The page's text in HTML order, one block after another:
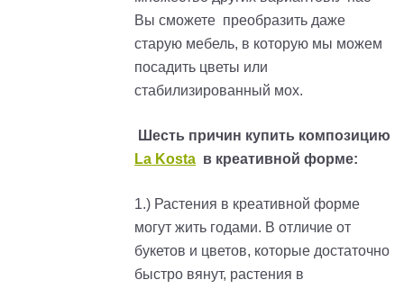
Вы сможете преобразить даже
старую мебель, в которую мы можем
посадить цветы или
стабилизированный мох.
Шесть причин купить композицию
La Kosta в креативной форме:
1.) Растения в креативной форме
могут жить годами. В отличие от
букетов и цветов, которые достаточно
быстро вянут, растения в